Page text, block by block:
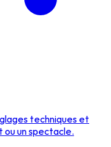
techniques et
un spectacle.